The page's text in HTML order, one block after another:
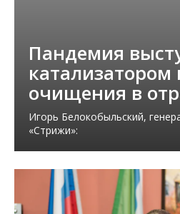
Пандемия
катализатором
очищения в
Игорь Белокобыльский,
«Стрижи»: